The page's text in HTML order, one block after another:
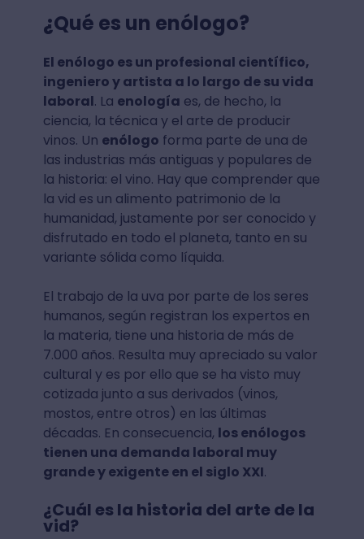
¿Qué es un enólogo?
El enólogo es un profesional científico,
ingeniero y artista a lo largo de su vida
laboral. La enología es, de hecho, la
ciencia, la técnica y el arte de producir
vinos. Un enólogo forma parte de una de
las industrias más antiguas y populares de
la historia: el vino. Hay que comprender que
la vid es un alimento patrimonio de la
humanidad, justamente por ser conocido y
disfrutado en todo el planeta, tanto en su
variante sólida como líquida.
El trabajo de la uva por parte de los seres
humanos, según registran los expertos en
la materia, tiene una historia de más de
7.000 años. Resulta muy apreciado su valor
cultural y es por ello que se ha visto muy
cotizada junto a sus derivados (vinos,
mostos, entre otros) en las últimas
décadas. En consecuencia, los enólogos
tienen una demanda laboral muy
grande y exigente en el siglo XXI.
¿Cuál es la historia del arte de la
vid?